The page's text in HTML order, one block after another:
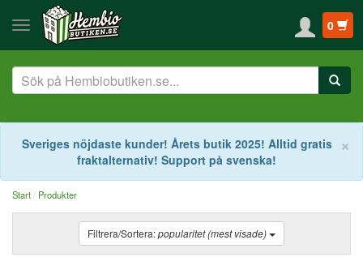
0
×
Sveriges nöjdaste kunder! Årets butik 2025! Alltid gratis
fraktalternativ! Support på svenska!
Start Produkter
Filtrera/Sortera:popularitet (mest visade)